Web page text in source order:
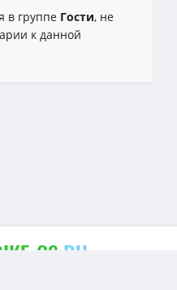
в группе Гости, не
к данной
CS .RU